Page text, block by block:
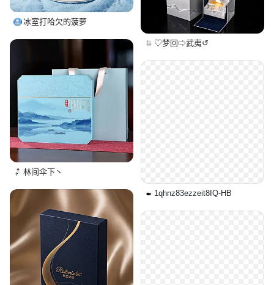
冰室打哈欠的菠萝
♡梦回⇨武夷↺
林间伞下丶
1qhnz83ezzeit8IQ-HB